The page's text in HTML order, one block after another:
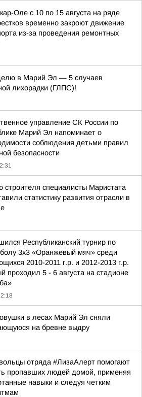
Оле с 10 по 15 августа на ряде
временно закроют движение
из-за проведения ремонтных
в Марий Эл — 5 случаев
лихорадки (ГЛПС)!
управление СК России по
Марий Эл напоминает о
соблюдения детьми правил
безопасности
строителя специалисты Маристата
статистику развития отрасли в
Республиканский турнир по
3х3 «Оранжевый мяч» среди
2010-2011 г.р. и 2012-2013 г.р.
проходил 5 - 6 августа на стадионе
в лесах Марий Эл сняли
на бревне выдру
отряда #ЛизаАлерт помогают
пропавших людей домой, применяя
навыки и следуя четким